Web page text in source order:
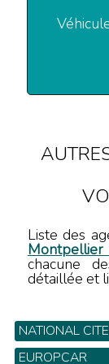
Liste des
Montpellier
chacune
détaillée et
NATIONAL
Gare SNCF -
EUROPCAR